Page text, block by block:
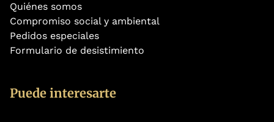
Quiénes somos
Compromiso social y ambiental
Pedidos especiales
Formulario de desistimiento
Puede interesarte